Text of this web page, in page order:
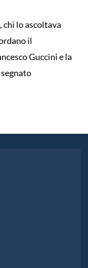
chi lo ascoltava
il
Guccini e la